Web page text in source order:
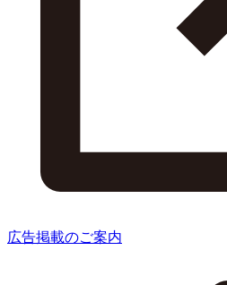
広告掲載のご案内